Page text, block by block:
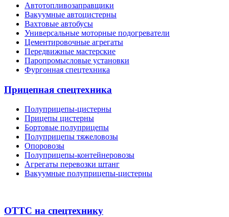
Автотопливозаправщики
Вакуумные автоцистерны
Вахтовые автобусы
Универсальные моторные подогреватели
Цементировочные агрегаты
Передвижные мастерские
Паропромысловые установки
Фургонная спецтехника
Прицепная спецтехника
Полуприцепы-цистерны
Прицепы цистерны
Бортовые полуприцепы
Полуприцепы тяжеловозы
Опоровозы
Полуприцепы-контейнеровозы
Агрегаты перевозки штанг
Вакуумные полуприцепы-цистерны
ОТТС на спецтехнику